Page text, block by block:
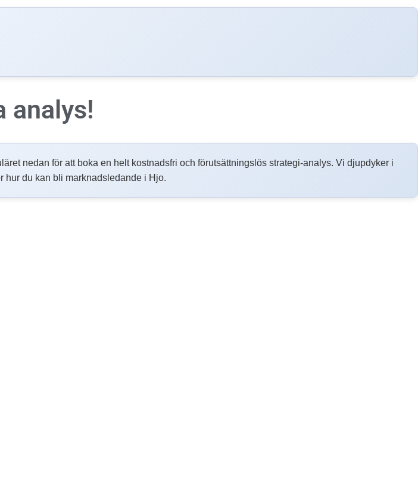
analys!
nedan för att boka en helt kostnadsfri och förutsättningslös strategi-analys. Vi djupdyker i
hur du kan bli marknadsledande i Hjo.